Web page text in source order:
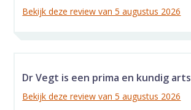
Bekijk deze review van 5 augustus 2026
Dr Vegt is een prima en kundig arts
Bekijk deze review van 5 augustus 2026